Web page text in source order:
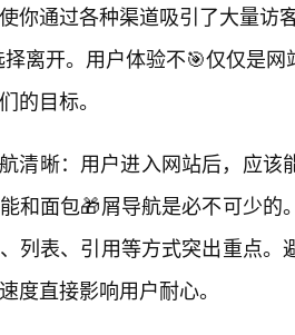
你通过各种渠道吸引了大量访
择离开。用户体验不🎯仅仅是
的目标。
清晰：用户进入网站后，应
和面包🎁屑导航是必不可少
列表、引用等方式突出重点
度直接影响用户耐心。